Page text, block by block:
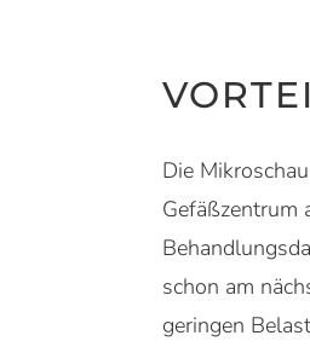
Die
Gefäßzentrum
schon am
geringen